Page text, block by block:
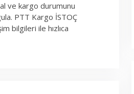
ve kargo durumunu
PTT Kargo İSTOÇ
bilgileri ile hızlıca